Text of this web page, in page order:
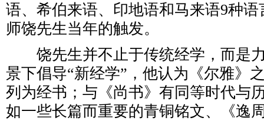
语、希伯来语、印地语和马来语9种
师饶先生当年的触发。
饶先生并不止于传统经学，而是
景下倡导“新经学”，他认为《尔雅》
列为经书；与《尚书》有同等时代与
如一些长篇而重要的青铜铭文、《逸